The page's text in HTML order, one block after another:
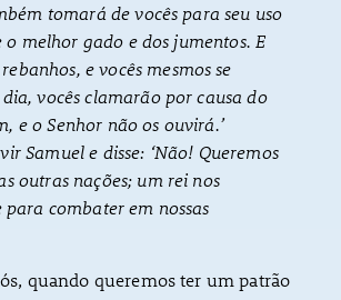
tomará de vocês para seu uso
o melhor gado e dos jumentos. E
e vocês mesmos se
vocês clamarão por causa do
e o Senhor não os ouvirá.’
Samuel e disse: ‘Não! Queremos
outras nações; um rei nos
combater em nossas
quando queremos ter um patrão